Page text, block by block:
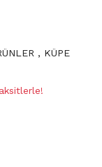
, KÜPE